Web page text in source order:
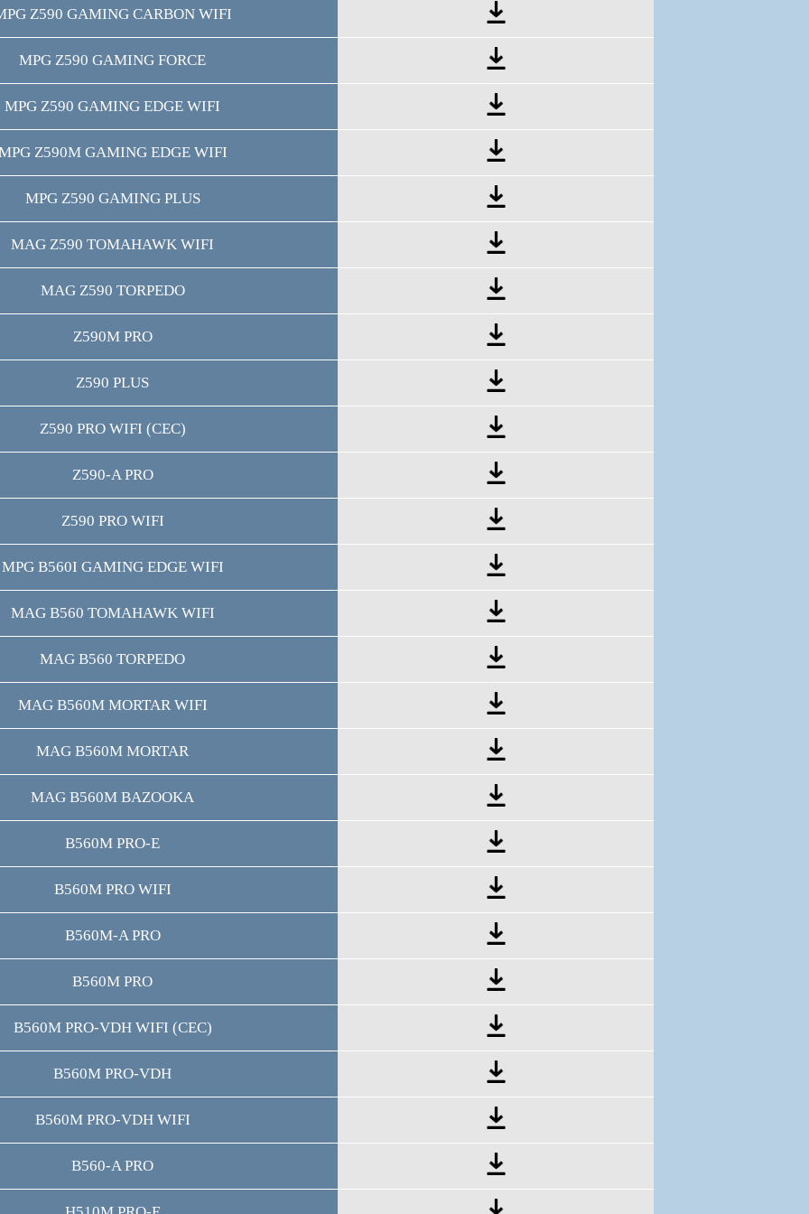
Z590 GAMING CARBON WIFI
MPG Z590 GAMING FORCE
MPG Z590 GAMING EDGE WIFI
Z590M GAMING EDGE WIFI
MPG Z590 GAMING PLUS
MAG Z590 TOMAHAWK WIFI
MAG Z590 TORPEDO
Z590M PRO
Z590 PLUS
Z590 PRO WIFI (CEC)
Z590-A PRO
Z590 PRO WIFI
MPG B560I GAMING EDGE WIFI
MAG B560 TOMAHAWK WIFI
MAG B560 TORPEDO
MAG B560M MORTAR WIFI
MAG B560M MORTAR
MAG B560M BAZOOKA
B560M PRO-E
B560M PRO WIFI
B560M-A PRO
B560M PRO
B560M PRO-VDH WIFI (CEC)
B560M PRO-VDH
B560M PRO-VDH WIFI
B560-A PRO